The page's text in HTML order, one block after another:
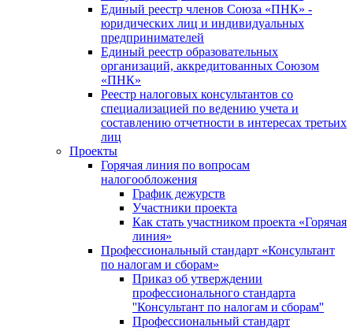
Единый реестр членов Союза «ПНК» -
юридических лиц и индивидуальных
предпринимателей
Единый реестр образовательных
организаций, аккредитованных Союзом
«ПНК»
Реестр налоговых консультантов со
специализацией по ведению учета и
составлению отчетности в интересах третьих
лиц
Проекты
Горячая линия по вопросам
налогообложения
График дежурств
Участники проекта
Как стать участником проекта «Горячая
линия»
Профессиональный стандарт «Консультант
по налогам и сборам»
Приказ об утверждении
профессионального стандарта
''Консультант по налогам и сборам''
Профессиональный стандарт